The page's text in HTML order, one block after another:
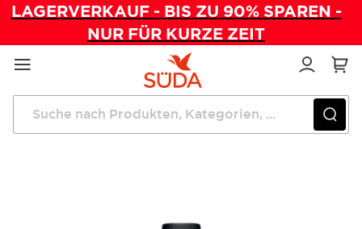
LAGERVERKAUF - BIS ZU 90% SPAREN -
NUR FÜR KURZE ZEIT
Direkt
zum
Inhalt
Startseite CND™ Vinylux™ Kiss Of Fire 15ml